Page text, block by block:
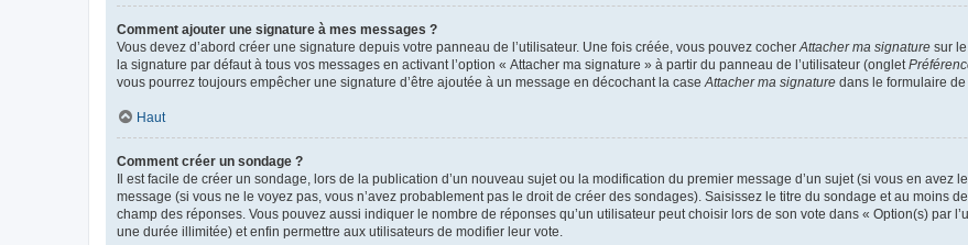
Comment ajouter une signature à mes messages ?
Vous devez d’abord créer une signature depuis votre panneau de l’utilisateur. Une fois créée, vous pouvez cocher Attacher ma signature sur
la signature par défaut à tous vos messages en activant l’option « Attacher ma signature » à partir du panneau de l’utilisateur (onglet
vous pourrez toujours empêcher une signature d’être ajoutée à un message en décochant la case Attacher ma signature dans le formulaire
Haut
Comment créer un sondage ?
Il est facile de créer un sondage, lors de la publication d’un nouveau sujet ou la modification du premier message d’un sujet (si vous en avez
message (si vous ne le voyez pas, vous n’avez probablement pas le droit de créer des sondages). Saisissez le titre du sondage et au moins
champ des réponses. Vous pouvez aussi indiquer le nombre de réponses qu’un utilisateur peut choisir lors de son vote dans « Option(s) par
une durée illimitée) et enfin permettre aux utilisateurs de modifier leur vote.